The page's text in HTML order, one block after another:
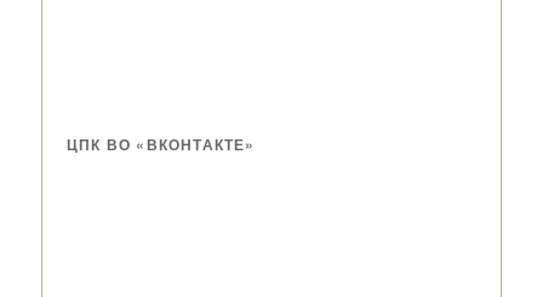
ЦПК ВО «ВКОНТАКТЕ»